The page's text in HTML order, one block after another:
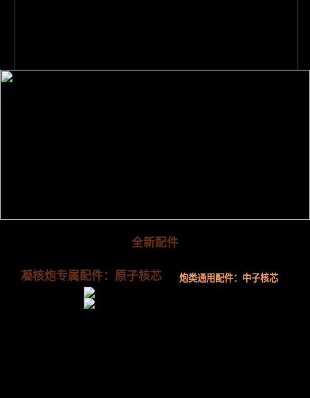
全新配件
凝核炮专属配件：原子核芯 炮类通用配件：中子核芯